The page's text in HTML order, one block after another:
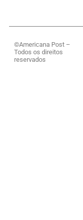
©Americana Post –
Todos os direitos
reservados